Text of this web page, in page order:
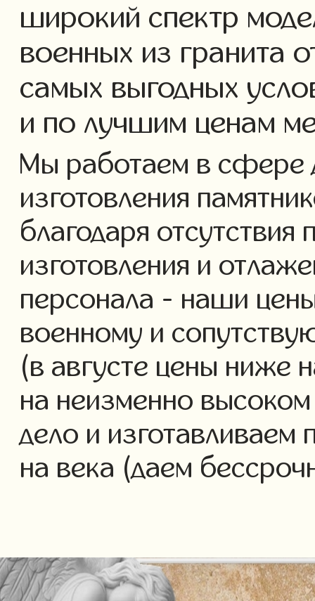
широкий спектр
военных из гранита
самых выгодных
и по лучшим ценам
Мы работаем в сфере
изготовления
благодаря отсутствия
изготовления и
персонала - наши
военному и
(в августе цены ниже
на неизменно
дело и изготавливаем
на века (даем